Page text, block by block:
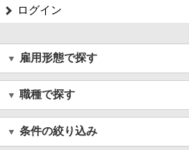
ログイン
雇用形態で探す
職種で探す
条件の絞り込み